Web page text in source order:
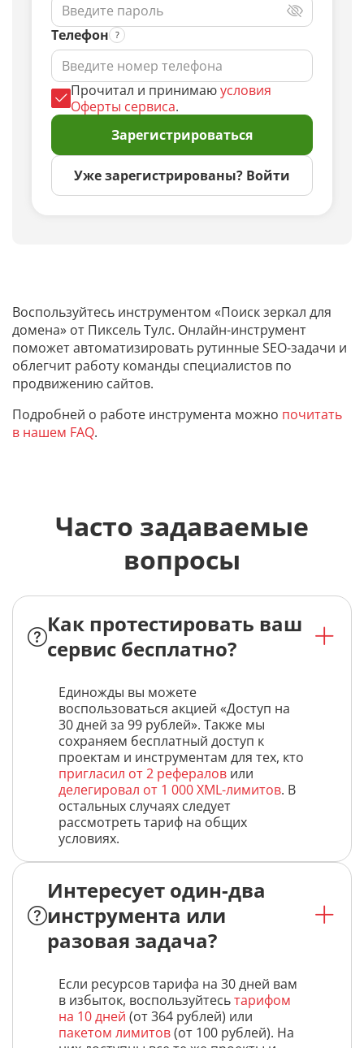
Телефон
Прочитал и принимаюусловия
Оферты сервиса.
Зарегистрироваться
Уже зарегистрированы? Войти
Воспользуйтесь инструментом «Поиск зеркал для
домена» от Пиксель Тулс. Онлайн-инструмент
поможет автоматизировать рутинные SEO-задачи и
облегчит работу команды специалистов по
продвижению сайтов.
Подробней о работе инструмента можно почитать
в нашем FAQ.
Часто задаваемые
вопросы
Как протестировать ваш
сервис бесплатно?
Единожды вы можете
воспользоваться акцией «Доступ на
30 дней за 99 рублей». Также мы
сохраняем бесплатный доступ к
проектам и инструментам для тех, кто
пригласил от 2 рефералов или
делегировал от 1 000 XML-лимитов. В
остальных случаях следует
рассмотреть тариф на общих
условиях.
Интересует один-два
инструмента или
разовая задача?
Если ресурсов тарифа на 30 дней вам
в избыток, воспользуйтесьтарифом
на 10 дней (от 364 рублей) или
пакетом лимитов(от 100 рублей). На